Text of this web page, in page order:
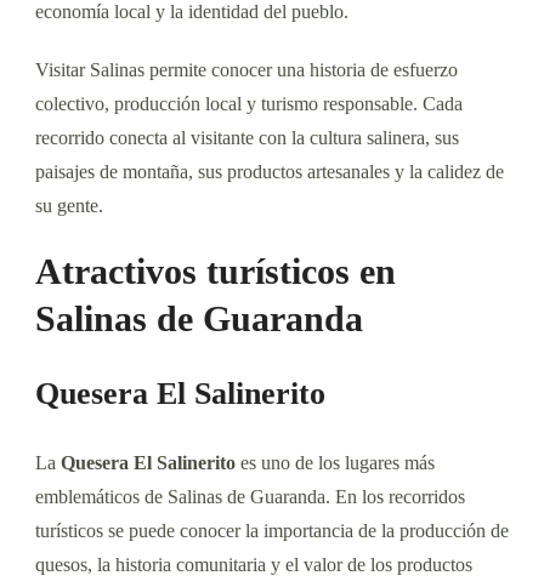
economía local y la identidad del pueblo.
Visitar Salinas permite conocer una historia de esfuerzo
colectivo, producción local y turismo responsable. Cada
recorrido conecta al visitante con la cultura salinera, sus
paisajes de montaña, sus productos artesanales y la calidez de
su gente.
Atractivos turísticos en
Salinas de Guaranda
Quesera El Salinerito
La Quesera El Salinerito es uno de los lugares más
emblemáticos de Salinas de Guaranda. En los recorridos
turísticos se puede conocer la importancia de la producción de
quesos, la historia comunitaria y el valor de los productos